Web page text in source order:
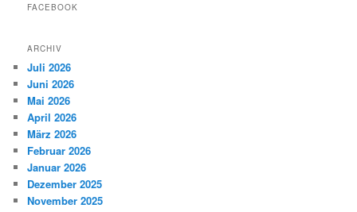
FACEBOOK
ARCHIV
Juli 2026
Juni 2026
Mai 2026
April 2026
März 2026
Februar 2026
Januar 2026
Dezember 2025
November 2025